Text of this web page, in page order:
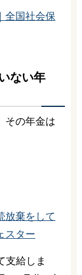
全国社会保
ない年
その年金は
放棄をして
スター
支給しま